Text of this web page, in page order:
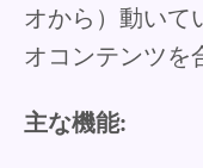
オから）動いて
オコンテンツを
主な機能: